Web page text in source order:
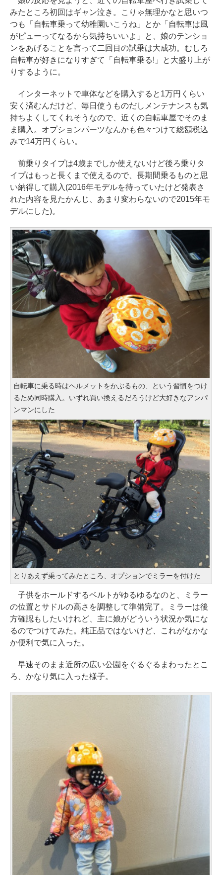
みたところ初回はギャン泣き。こりゃ無理かなと思いつ
つも「自転車乗って幼稚園いこうね」とか「自転車は風
がピューってなるから気持ちいいよ」と、娘のテンショ
ンをあげることを言って二回目の試乗は大成功。むしろ
自転車が好きになりすぎて「自転車乗る!」と大盛り上が
りするように。
インターネットで車体などを購入すると1万円くらい
安く済むんだけど、毎日使うものだしメンテナンスも気
持ちよくしてくれそうなので、近くの自転車屋でそのま
ま購入。オプションパーツなんかも色々つけて総額税込
みで14万円くらい。
前乗りタイプは4歳までしか使えないけど後ろ乗りタ
イプはもっと長くまで使えるので、長期間乗るものと思
い納得して購入(2016年モデルを待っていたけど発表さ
れた内容を見たかんじ、あまり変わらないので2015年モ
デルにした)。
自転車に乗る時はヘルメットをかぶるもの、という習慣をつけ
るため同時購入。いずれ買い換えるだろうけど大好きなアンパ
ンマンにした
とりあえず乗ってみたところ、オプションでミラーを付けた
子供をホールドするベルトがゆるゆるなのと、ミラー
の位置とサドルの高さを調整して準備完了。ミラーは後
方確認もしたいけれど、主に娘がどういう状況か気にな
るのでつけてみた。純正品ではないけど、これがなかな
か便利で気に入った。
早速そのまま近所の広い公園をぐるぐるまわったとこ
ろ、かなり気に入った様子。